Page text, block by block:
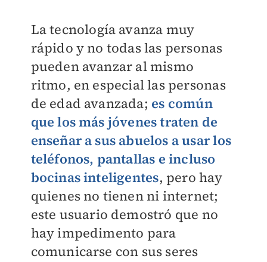
La tecnología avanza muy
rápido y no todas las personas
pueden avanzar al mismo
ritmo, en especial las personas
de edad avanzada; es común
que los más jóvenes traten de
enseñar a sus abuelos a usar los
teléfonos, pantallas e incluso
bocinas inteligentes, pero hay
quienes no tienen ni internet;
este usuario demostró que no
hay impedimento para
comunicarse con sus seres